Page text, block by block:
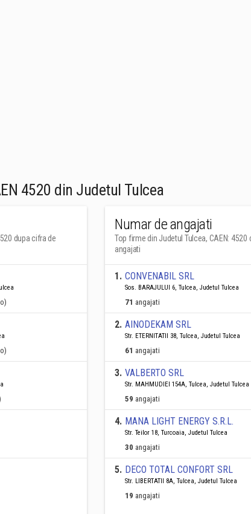
4520 din Judetul Tulcea
dupa cifra de
Numar de angajati
Top firme din Judetul Tulcea, CAEN: 4520
angajati
1. CONVENABIL SRL
Sos. BARAJULUI 6, Tulcea, Judetul Tulcea
71 angajati
2. AINODEKAM SRL
Str. ETERNITATII 38, Tulcea, Judetul Tulcea
61 angajati
3. VALBERTO SRL
Str. MAHMUDIEI 154A, Tulcea, Judetul Tulcea
59 angajati
4. MANA LIGHT ENERGY S.R.L.
Str. Teilor 18, Turcoaia, Judetul Tulcea
30 angajati
5. DECO TOTAL CONFORT SRL
Str. LIBERTATII 8A, Tulcea, Judetul Tulcea
19 angajati